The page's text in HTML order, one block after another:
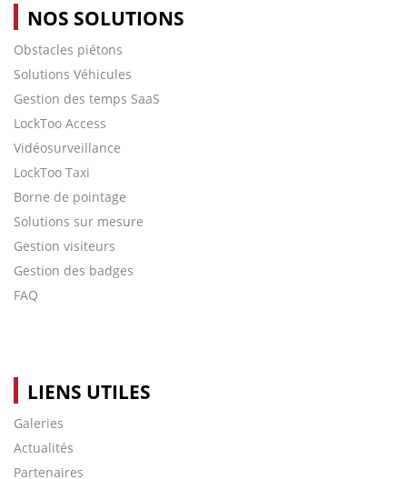
NOS SOLUTIONS
Obstacles piétons
Solutions Véhicules
Gestion des temps SaaS
LockToo Access
Vidéosurveillance
LockToo Taxi
Borne de pointage
Solutions sur mesure
Gestion visiteurs
Gestion des badges
FAQ
LIENS UTILES
Galeries
Actualités
Partenaires